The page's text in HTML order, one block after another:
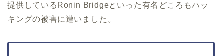
提供しているRonin Bridgeといった有名どころもハッ
キングの被害に遭いました。